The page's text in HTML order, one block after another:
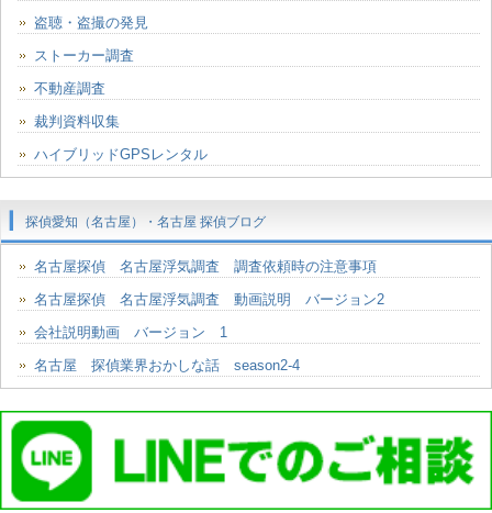
盗聴・盗撮の発見
ストーカー調査
不動産調査
裁判資料収集
ハイブリッドGPSレンタル
探偵愛知（名古屋）・名古屋 探偵ブログ
名古屋探偵 名古屋浮気調査 調査依頼時の注意事項
名古屋探偵 名古屋浮気調査 動画説明 バージョン2
会社説明動画 バージョン 1
名古屋 探偵業界おかしな話 season2-4